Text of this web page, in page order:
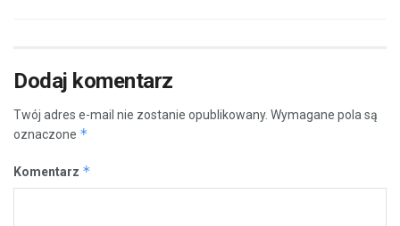
Dodaj komentarz
Twój adres e-mail nie zostanie opublikowany. Wymagane pola są
oznaczone *
Komentarz *